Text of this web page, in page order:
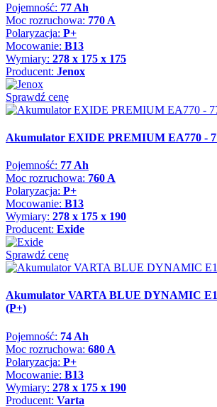
Pojemność: 77 Ah
Moc rozruchowa: 770 A
Polaryzacja: P+
Mocowanie: B13
Wymiary: 278 x 175 x 175
Producent: Jenox
Sprawdź cenę
Akumulator EXIDE PREMIUM EA770 -
Pojemność: 77 Ah
Moc rozruchowa: 760 A
Polaryzacja: P+
Mocowanie: B13
Wymiary: 278 x 175 x 190
Producent: Exide
Sprawdź cenę
Akumulator VARTA BLUE DYNAMIC
(P+)
Pojemność: 74 Ah
Moc rozruchowa: 680 A
Polaryzacja: P+
Mocowanie: B13
Wymiary: 278 x 175 x 190
Producent: Varta